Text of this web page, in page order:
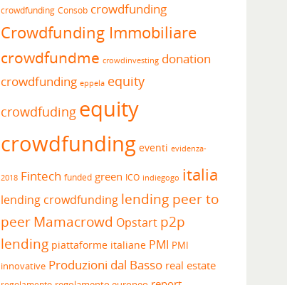
crowdfunding Consob crowdfunding
Crowdfunding Immobiliare
crowdfundme crowdinvesting donation
crowdfunding eppela equity
crowdfuding equity
crowdfunding eventi evidenza-
2018 Fintech funded green ICO indiegogo italia
lending crowdfunding lending peer to
peerMamacrowd Opstart p2p
lending piattaforme italiane PMI PMI
innovative Produzioni dal Basso real estate